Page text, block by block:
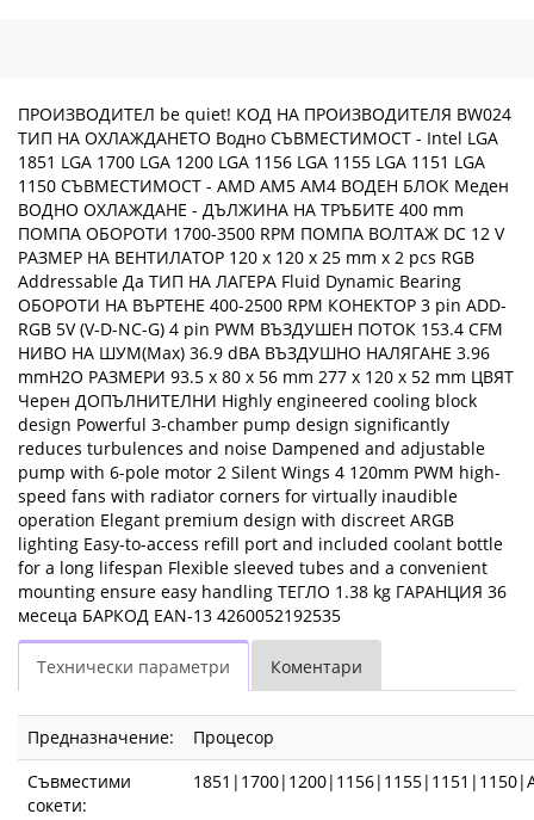
ПРОИЗВОДИТЕЛ be quiet! КОД НА ПРОИЗВОДИТЕЛЯ BW024
ТИП НА ОХЛАЖДАНЕТО Водно СЪВМЕСТИМОСТ - Intel LGA
1851 LGA 1700 LGA 1200 LGA 1156 LGA 1155 LGA 1151 LGA
1150 СЪВМЕСТИМОСТ - AMD AM5 AM4 ВОДЕН БЛОК Меден
ВОДНО ОХЛАЖДАНЕ - ДЪЛЖИНА НА ТРЪБИТЕ 400 mm
ПОМПА ОБОРОТИ 1700-3500 RPM ПОМПА ВОЛТАЖ DC 12 V
РАЗМЕР НА ВЕНТИЛАТОР 120 x 120 x 25 mm x 2 pcs RGB
Addressable Да ТИП НА ЛАГЕРА Fluid Dynamic Bearing
ОБОРОТИ НА ВЪРТЕНЕ 400-2500 RPM КОНЕКТОР 3 pin ADD-
RGB 5V (V-D-NC-G) 4 pin PWM ВЪЗДУШЕН ПОТОК 153.4 CFM
НИВО НА ШУМ(Max) 36.9 dBA ВЪЗДУШНО НАЛЯГАНЕ 3.96
mmH2O РАЗМЕРИ 93.5 x 80 x 56 mm 277 x 120 x 52 mm ЦВЯТ
Черен ДОПЪЛНИТЕЛНИ Highly engineered cooling block
design Powerful 3-chamber pump design significantly
reduces turbulences and noise Dampened and adjustable
pump with 6-pole motor 2 Silent Wings 4 120mm PWM high-
speed fans with radiator corners for virtually inaudible
operation Elegant premium design with discreet ARGB
lighting Easy-to-access refill port and included coolant bottle
for a long lifespan Flexible sleeved tubes and a convenient
mounting ensure easy handling ТЕГЛО 1.38 kg ГАРАНЦИЯ 36
месеца БАРКОД EAN-13 4260052192535
Технически параметри Коментари
Предназначение:
Процесор
Съвместими
сокети: